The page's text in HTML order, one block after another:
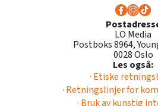
LO Media
Postboks 8964,
0028 Oslo
Les også:
· Etiske
· Retningslinjer for
· Bruk av kunstig